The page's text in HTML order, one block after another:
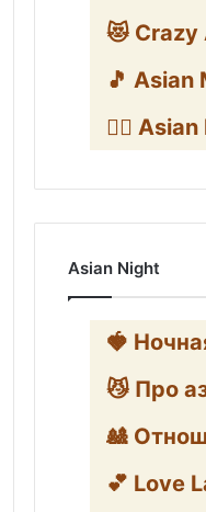
😻 Crazy
🎵 Asian
👯‍♀️
Asian Night
🍓
😼 Про
🎎
💕 Love